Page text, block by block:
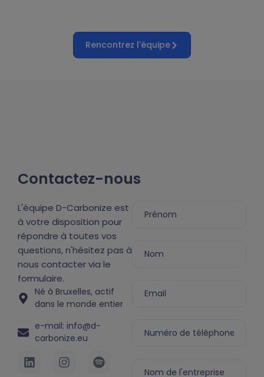
Rencontrez l'équipe
Contactez-nous
L'équipe D-Carbonize est
à votre disposition pour
répondre à toutes vos
questions, n'hésitez pas à
nous contacter via le
formulaire.
Né à Bruxelles, actif
dans le monde entier
e-mail: info@d-
carbonize.eu